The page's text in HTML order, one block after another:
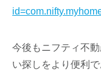
今後もニフティ不
い探しをより便利